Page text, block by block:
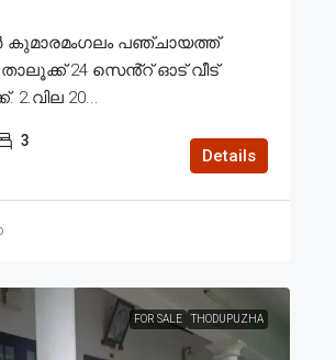
പഞ്ചായത്ത്
24 സെൻ്റ് ഓട് വീട്
2.വില 20...
3
Details
FOR SALE THODUPUZHA